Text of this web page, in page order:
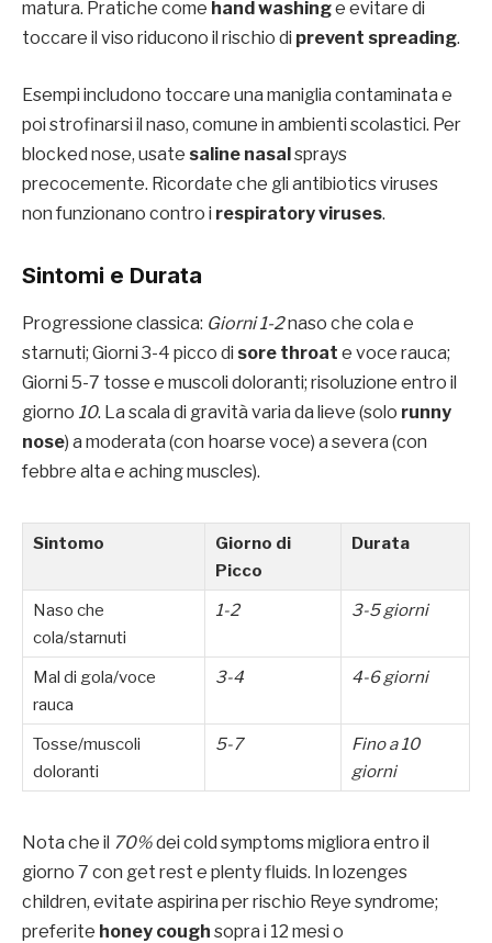
matura. Pratiche come hand washinge evitare di
toccare il viso riducono il rischio di prevent spreading.
Esempi includono toccare una maniglia contaminata e
poi strofinarsi il naso, comune in ambienti scolastici. Per
blocked nose, usate saline nasalsprays
precocemente. Ricordate che gli antibiotics viruses
non funzionano contro i respiratory viruses.
Sintomi e Durata
Progressione classica: Giorni 1-2naso che cola e
starnuti; Giorni 3-4 picco di sore throat e voce rauca;
Giorni 5-7 tosse e muscoli doloranti; risoluzione entro il
giorno 10. La scala di gravità varia da lieve (solo runny
nose) a moderata (con hoarse voce) a severa (con
febbre alta e aching muscles).
Sintomo
Giorno di
Picco
Durata
Naso che
cola/starnuti
1-2 3-5 giorni
Mal di gola/voce
rauca
3-4 4-6 giorni
Tosse/muscoli
doloranti
5-7
Fino a 10
giorni
Nota che il 70%dei cold symptoms migliora entro il
giorno 7 con get rest e plenty fluids. In lozenges
children, evitate aspirina per rischio Reye syndrome;
preferite honey cough sopra i 12 mesi o